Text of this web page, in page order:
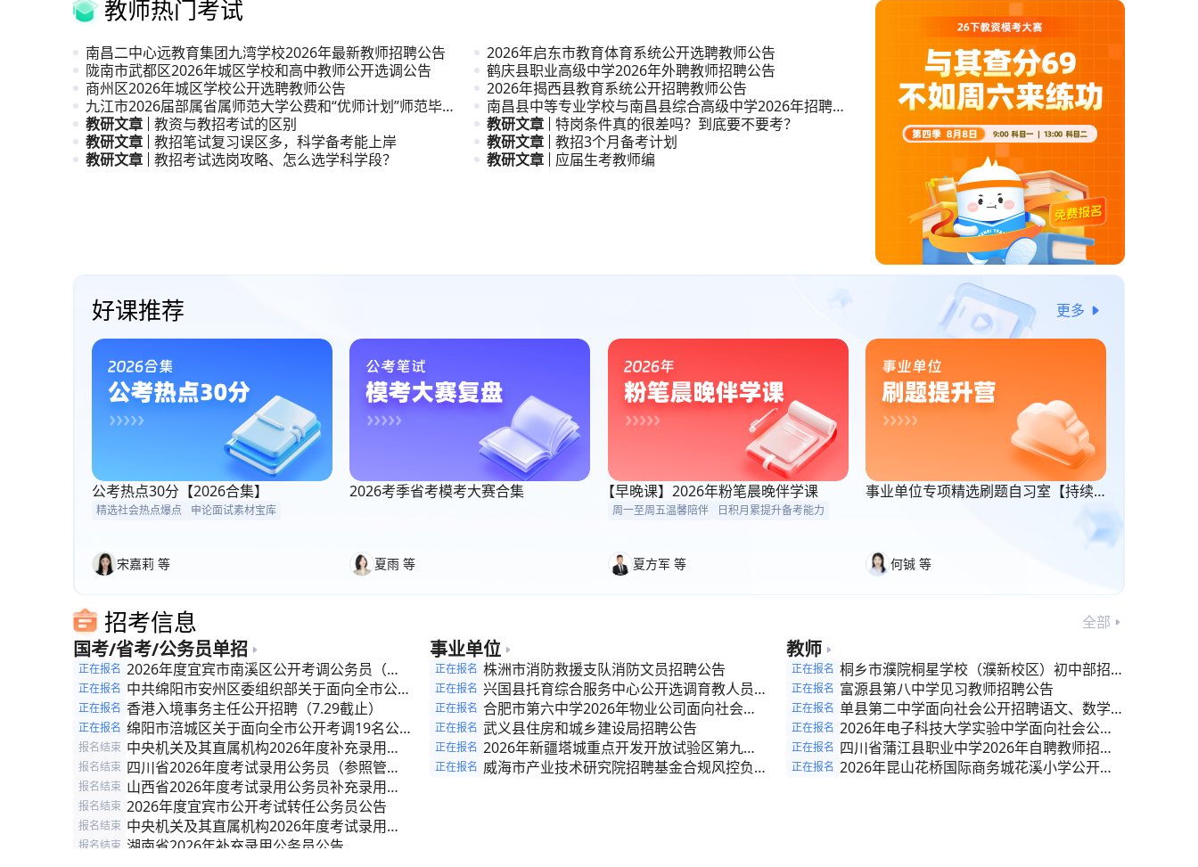
教师热门考试
南昌二中心远教育集团九湾学校2026年最新教师招聘公告
陇南市武都区2026年城区学校和高中教师公开选调公告
商州区2026年城区学校公开选聘教师公告
九江市2026届部属省属师范大学公费和“优师计划”师范毕业
生
教研文章 教资与教招考试的区别
教研文章 教招笔试复习误区多，科学备考能上岸
教研文章 教招考试选岗攻略、怎么选学科学段？
2026年启东市教育体育系统公开选聘教师公告
鹤庆县职业高级中学2026年外聘教师招聘公告
2026年揭西县教育系统公开招聘教师公告
南昌县中等专业学校与南昌县综合高级中学2026年招聘中
职与普
教研文章 特岗条件真的很差吗？到底要不要考？
教研文章 教招3个月备考计划
教研文章
应届生考教师编
好课推荐 更多
公考热点30分【2026合集】
精选社会热点爆点 申论面试素材宝库
宋嘉莉 等
2026考季省考模考大赛合集
夏雨 等
【早晚课】2026年粉笔晨晚伴学课
周一至周五温馨陪伴 日积月累提升备考能力
夏方军 等
事业单位专项精选刷题自习室【持续
何铖 等
招考信息 全部
国考/省考/公务员单招
正在报名 2026年度宜宾市南溪区公开考调公务员（参
照管理人员）的公告
正在报名 中共绵阳市安州区委组织部关于面向全市公开
考调公务员（参照管理人员）的公告
正在报名 香港入境事务主任公开招聘（7.29截止）
正在报名 绵阳市涪城区关于面向全市公开考调19名公
务员(参照管理人员)的公告
报名结束 中央机关及其直属机构2026年度补充录用公
务员公告
报名结束 四川省2026年度考试录用公务员（参照管理
工作人员）补充录用公告
报名结束 山西省2026年度考试录用公务员补充录用公
告
报名结束 2026年度宜宾市公开考试转任公务员公告
报名结束 中央机关及其直属机构2026年度考试录用公
务员公告
报名结束 湖南省2026年补充录用公务员公告
事业单位
正在报名 株洲市消防救援支队消防文员招聘公告
正在报名 兴国县托育综合服务中心公开选调育教人员公
告
正在报名 合肥市第六中学2026年物业公司面向社会联
合公开招聘生活老师公告
正在报名 武义县住房和城乡建设局招聘公告
正在报名 2026年新疆塔城重点开发开放试验区第九师
片区（巴克图经济技术开发区）管理委员会招
正在报名 威海市产业技术研究院招聘基金合规风控负责
教师
正在报名 桐乡市濮院桐星学校（濮新校区）初中部招聘
校聘教师
正在报名 富源县第八中学见习教师招聘公告
正在报名 单县第二中学面向社会公开招聘语文、数学、
英语教师公告
正在报名 2026年电子科技大学实验中学面向社会公开
招聘临时聘用教师公告
正在报名 四川省蒲江县职业中学2026年自聘教师招聘
公告
正在报名 2026年昆山花桥国际商务城花溪小学公开招